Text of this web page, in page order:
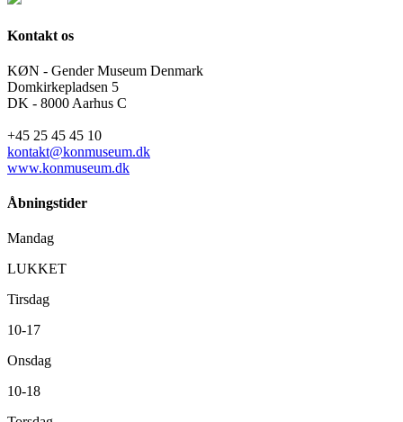
Kontakt os
KØN - Gender Museum Denmark
Domkirkepladsen 5
DK - 8000 Aarhus C
+45 25 45 45 10
kontakt@konmuseum.dk
www.konmuseum.dk
Åbningstider
Mandag
LUKKET
Tirsdag
10-17
Onsdag
10-18